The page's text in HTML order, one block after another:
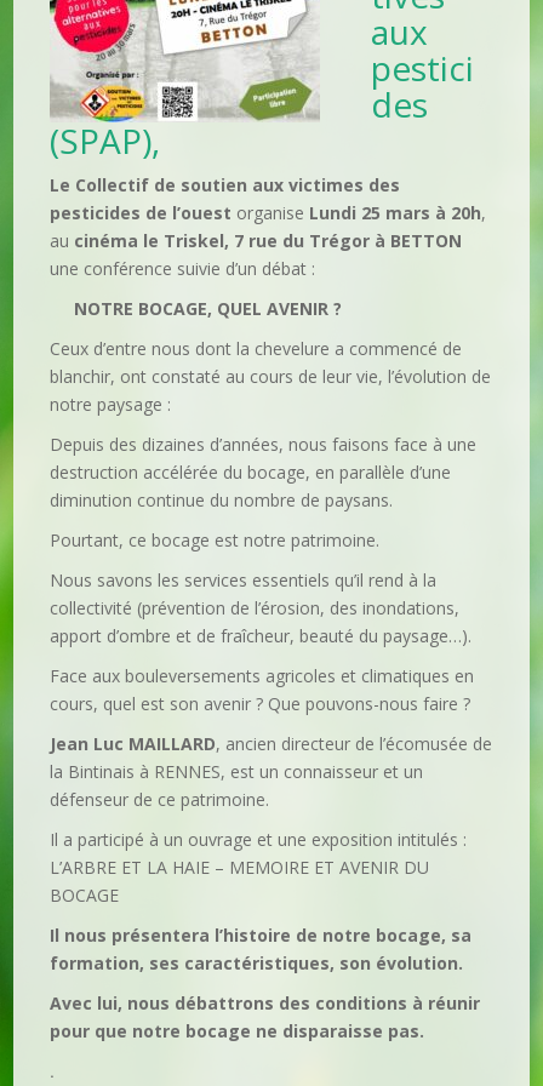
aux
pestici
des
(SPAP),
Le Collectif de soutien aux victimes des
pesticides de l’ouest organise Lundi 25 mars à 20h,
au cinéma le Triskel, 7 rue du Trégor à BETTON
une conférence suivie d’un débat :
NOTRE BOCAGE, QUEL AVENIR ?
Ceux d’entre nous dont la chevelure a commencé de
blanchir, ont constaté au cours de leur vie, l’évolution de
notre paysage :
Depuis des dizaines d’années, nous faisons face à une
destruction accélérée du bocage, en parallèle d’une
diminution continue du nombre de paysans.
Pourtant, ce bocage est notre patrimoine.
Nous savons les services essentiels qu’il rend à la
collectivité (prévention de l’érosion, des inondations,
apport d’ombre et de fraîcheur, beauté du paysage…).
Face aux bouleversements agricoles et climatiques en
cours, quel est son avenir ? Que pouvons-nous faire ?
Jean Luc MAILLARD, ancien directeur de l’écomusée de
la Bintinais à RENNES, est un connaisseur et un
défenseur de ce patrimoine.
Il a participé à un ouvrage et une exposition intitulés :
L’ARBRE ET LA HAIE – MEMOIRE ET AVENIR DU
BOCAGE
Il nous présentera l’histoire de notre bocage, sa
formation, ses caractéristiques, son évolution.
Avec lui, nous débattrons des conditions à réunir
pour que notre bocage ne disparaisse pas.
.